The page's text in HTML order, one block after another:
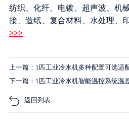
纺织、化纤、电镀、超声波、机
接、造纸、复合材料、水处理、
>>>
上一篇：1匹工业冷水机多种配置可选适
下一篇：1匹工业冷水机智能温控系统温
返回列表